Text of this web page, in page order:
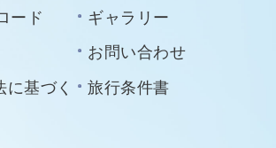
ード
ギャラリー
お問い合わせ
に基づく
旅行条件書